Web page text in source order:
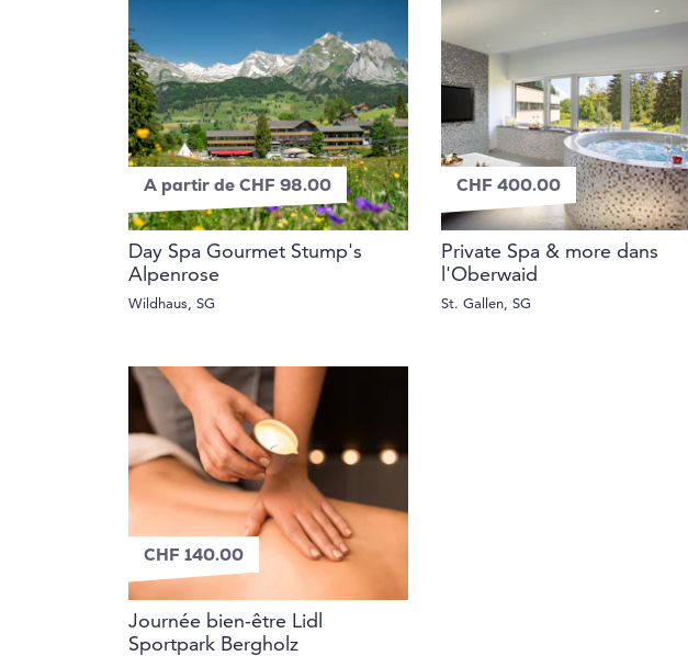
A partir de CHF 98.00
Day Spa Gourmet Stump's
Alpenrose
Wildhaus, SG
CHF 400.00
Private Spa & more dans
l'Oberwaid
St. Gallen, SG
CHF 140.00
Journée bien-être Lidl
Sportpark Bergholz